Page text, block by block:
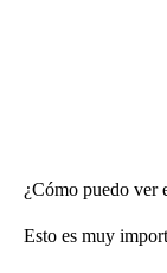
¿Cómo puedo ver
Esto es muy